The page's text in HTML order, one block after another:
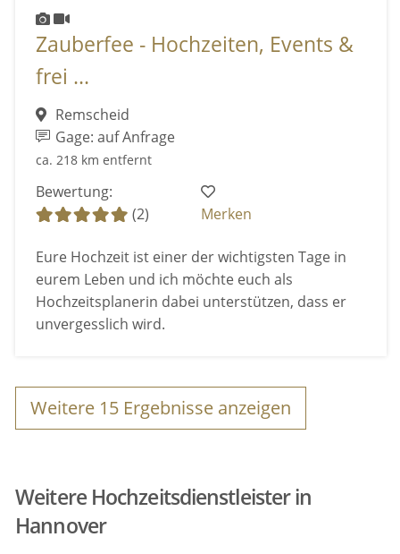
Zauberfee - Hochzeiten, Events &
frei ...
Remscheid
Gage: auf Anfrage
ca. 218 km entfernt
Bewertung:
(2)
Merken
Eure Hochzeit ist einer der wichtigsten Tage in
eurem Leben und ich möchte euch als
Hochzeitsplanerin dabei unterstützen, dass er
unvergesslich wird.
Weitere 15 Ergebnisse anzeigen
Weitere Hochzeitsdienstleister in
Hannover